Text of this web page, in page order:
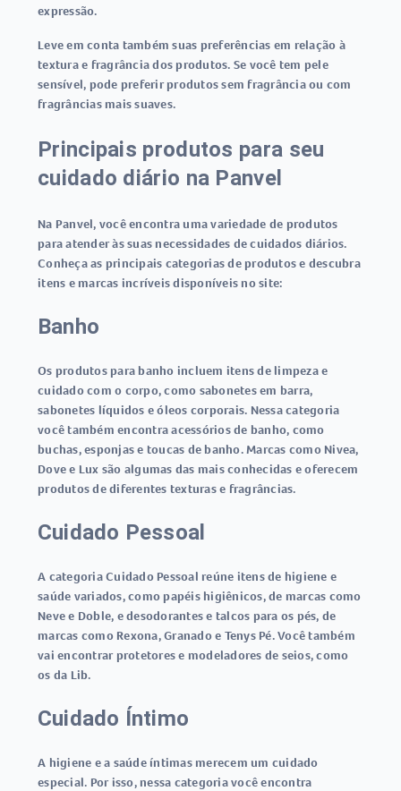
expressão.
Leve em conta também suas preferências em relação à
textura e fragrância dos produtos. Se você tem pele
sensível, pode preferir produtos sem fragrância ou com
fragrâncias mais suaves.
Principais produtos para seu
cuidado diário na Panvel
Na Panvel, você encontra uma variedade de produtos
para atender às suas necessidades de cuidados diários.
Conheça as principais categorias de produtos e descubra
itens e marcas incríveis disponíveis no site:
Banho
Os produtos para banho incluem itens de limpeza e
cuidado com o corpo, como sabonetes em barra,
sabonetes líquidos e óleos corporais. Nessa categoria
você também encontra acessórios de banho, como
buchas, esponjas e toucas de banho. Marcas como Nivea,
Dove e Lux são algumas das mais conhecidas e oferecem
produtos de diferentes texturas e fragrâncias.
Cuidado Pessoal
A categoria Cuidado Pessoal reúne itens de higiene e
saúde variados, como papéis higiênicos, de marcas como
Neve e Doble, e desodorantes e talcos para os pés, de
marcas como Rexona, Granado e Tenys Pé. Você também
vai encontrar protetores e modeladores de seios, como
os da Lib.
Cuidado Íntimo
A higiene e a saúde íntimas merecem um cuidado
especial. Por isso, nessa categoria você encontra